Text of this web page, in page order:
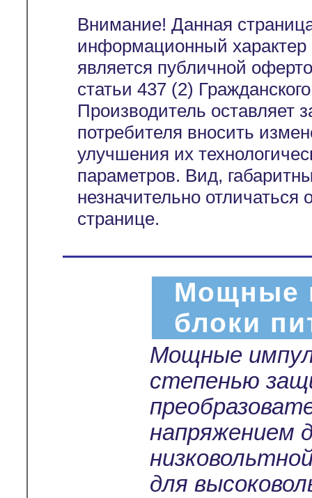
Внимание! Данная
информационный характер
является публичной
статьи 437 (2)
Производитель оставляет
потребителя вносить
улучшения их
параметров. Вид,
незначительно
странице.
Мощные
блоки
Мощные
степенью
напряжением
для